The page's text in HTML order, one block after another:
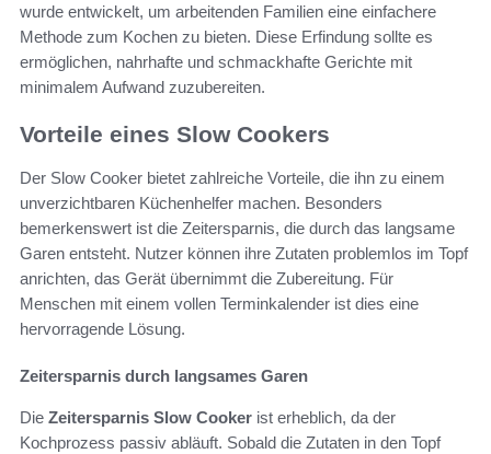
wurde entwickelt, um arbeitenden Familien eine einfachere
Methode zum Kochen zu bieten. Diese Erfindung sollte es
ermöglichen, nahrhafte und schmackhafte Gerichte mit
minimalem Aufwand zuzubereiten.
Vorteile eines Slow Cookers
Der Slow Cooker bietet zahlreiche Vorteile, die ihn zu einem
unverzichtbaren Küchenhelfer machen. Besonders
bemerkenswert ist die Zeitersparnis, die durch das langsame
Garen entsteht. Nutzer können ihre Zutaten problemlos im Topf
anrichten, das Gerät übernimmt die Zubereitung. Für
Menschen mit einem vollen Terminkalender ist dies eine
hervorragende Lösung.
Zeitersparnis durch langsames Garen
Die Zeitersparnis Slow Cooker ist erheblich, da der
Kochprozess passiv abläuft. Sobald die Zutaten in den Topf